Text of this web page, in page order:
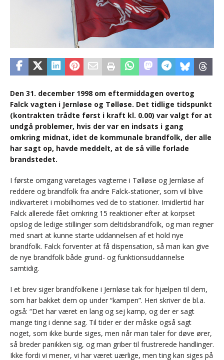
Den 31. december 1998 om eftermiddagen overtog
Falck vagten i Jernløse og Tølløse. Det tidlige tidspunkt
(kontrakten trådte først i kraft kl. 0.00) var valgt for at
undgå problemer, hvis der var en indsats i gang
omkring midnat, idet de kommunale brandfolk, der alle
har sagt op, havde meddelt, at de så ville forlade
brandstedet.
I første omgang varetages vagterne i Tølløse og Jernløse af
reddere og brandfolk fra andre Falck-stationer, som vil blive
indkvarteret i mobilhomes ved de to stationer. Imidlertid har
Falck allerede fået omkring 15 reaktioner efter at korpset
opslog de ledige stillinger som deltidsbrandfolk, og man regner
med snart at kunne starte uddannelsen af et hold nye
brandfolk. Falck forventer at få dispensation, så man kan give
de nye brandfolk både grund- og funktionsuddannelse
samtidig.
I et brev siger brandfolkene i Jernløse tak for hjælpen til dem,
som har bakket dem op under “kampen”. Heri skriver de bl.a.
også: “Det har været en lang og sej kamp, og der er sagt
mange ting i denne sag. Til tider er der måske også sagt
noget, som ikke burde siges, men når man taler for døve ører,
så breder panikken sig, og man griber til frustrerede handlinger.
Ikke fordi vi mener, vi har været uærlige, men ting kan siges på